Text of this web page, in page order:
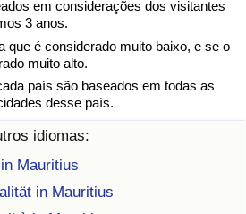
em considerações dos visitantes
3 anos.
que é considerado muito baixo, e se o
muito alto.
país são baseados em todas as
desse país.
idiomas:
Mauritius
in Mauritius